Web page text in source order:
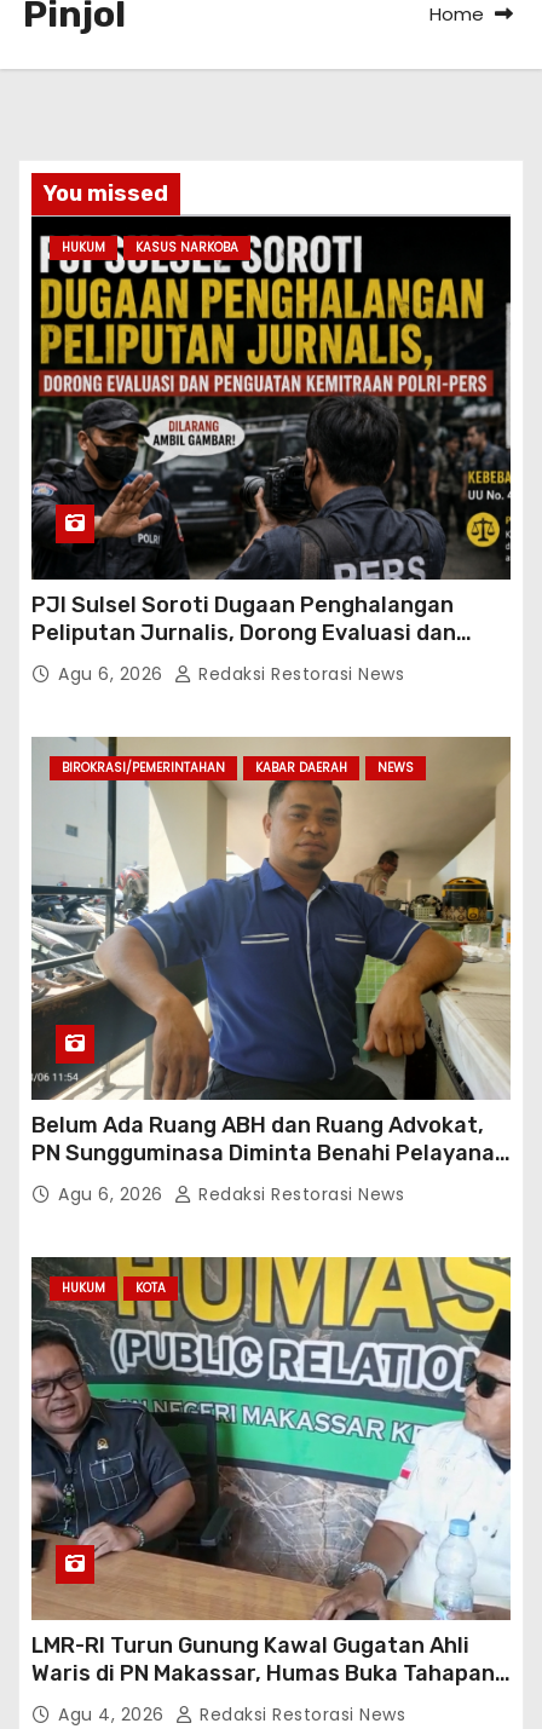
Pinjol Home
You missed
HUKUM KASUS NARKOBA
PJI Sulsel Soroti Dugaan Penghalangan
Peliputan Jurnalis, Dorong Evaluasi dan
Penguatan Kemitraan Polri-Pers
Agu 6, 2026 Redaksi Restorasi News
BIROKRASI/PEMERINTAHAN KABAR DAERAH NEWS
Belum Ada Ruang ABH dan Ruang Advokat,
PN Sungguminasa Diminta Benahi Pelayanan
PublikAgu 6, 2026 Redaksi Restorasi News
HUKUM KOTA
LMR-RI Turun Gunung Kawal Gugatan Ahli
Waris di PN Makassar, Humas Buka Tahapan
Persidangan
Agu 4, 2026 Redaksi Restorasi News